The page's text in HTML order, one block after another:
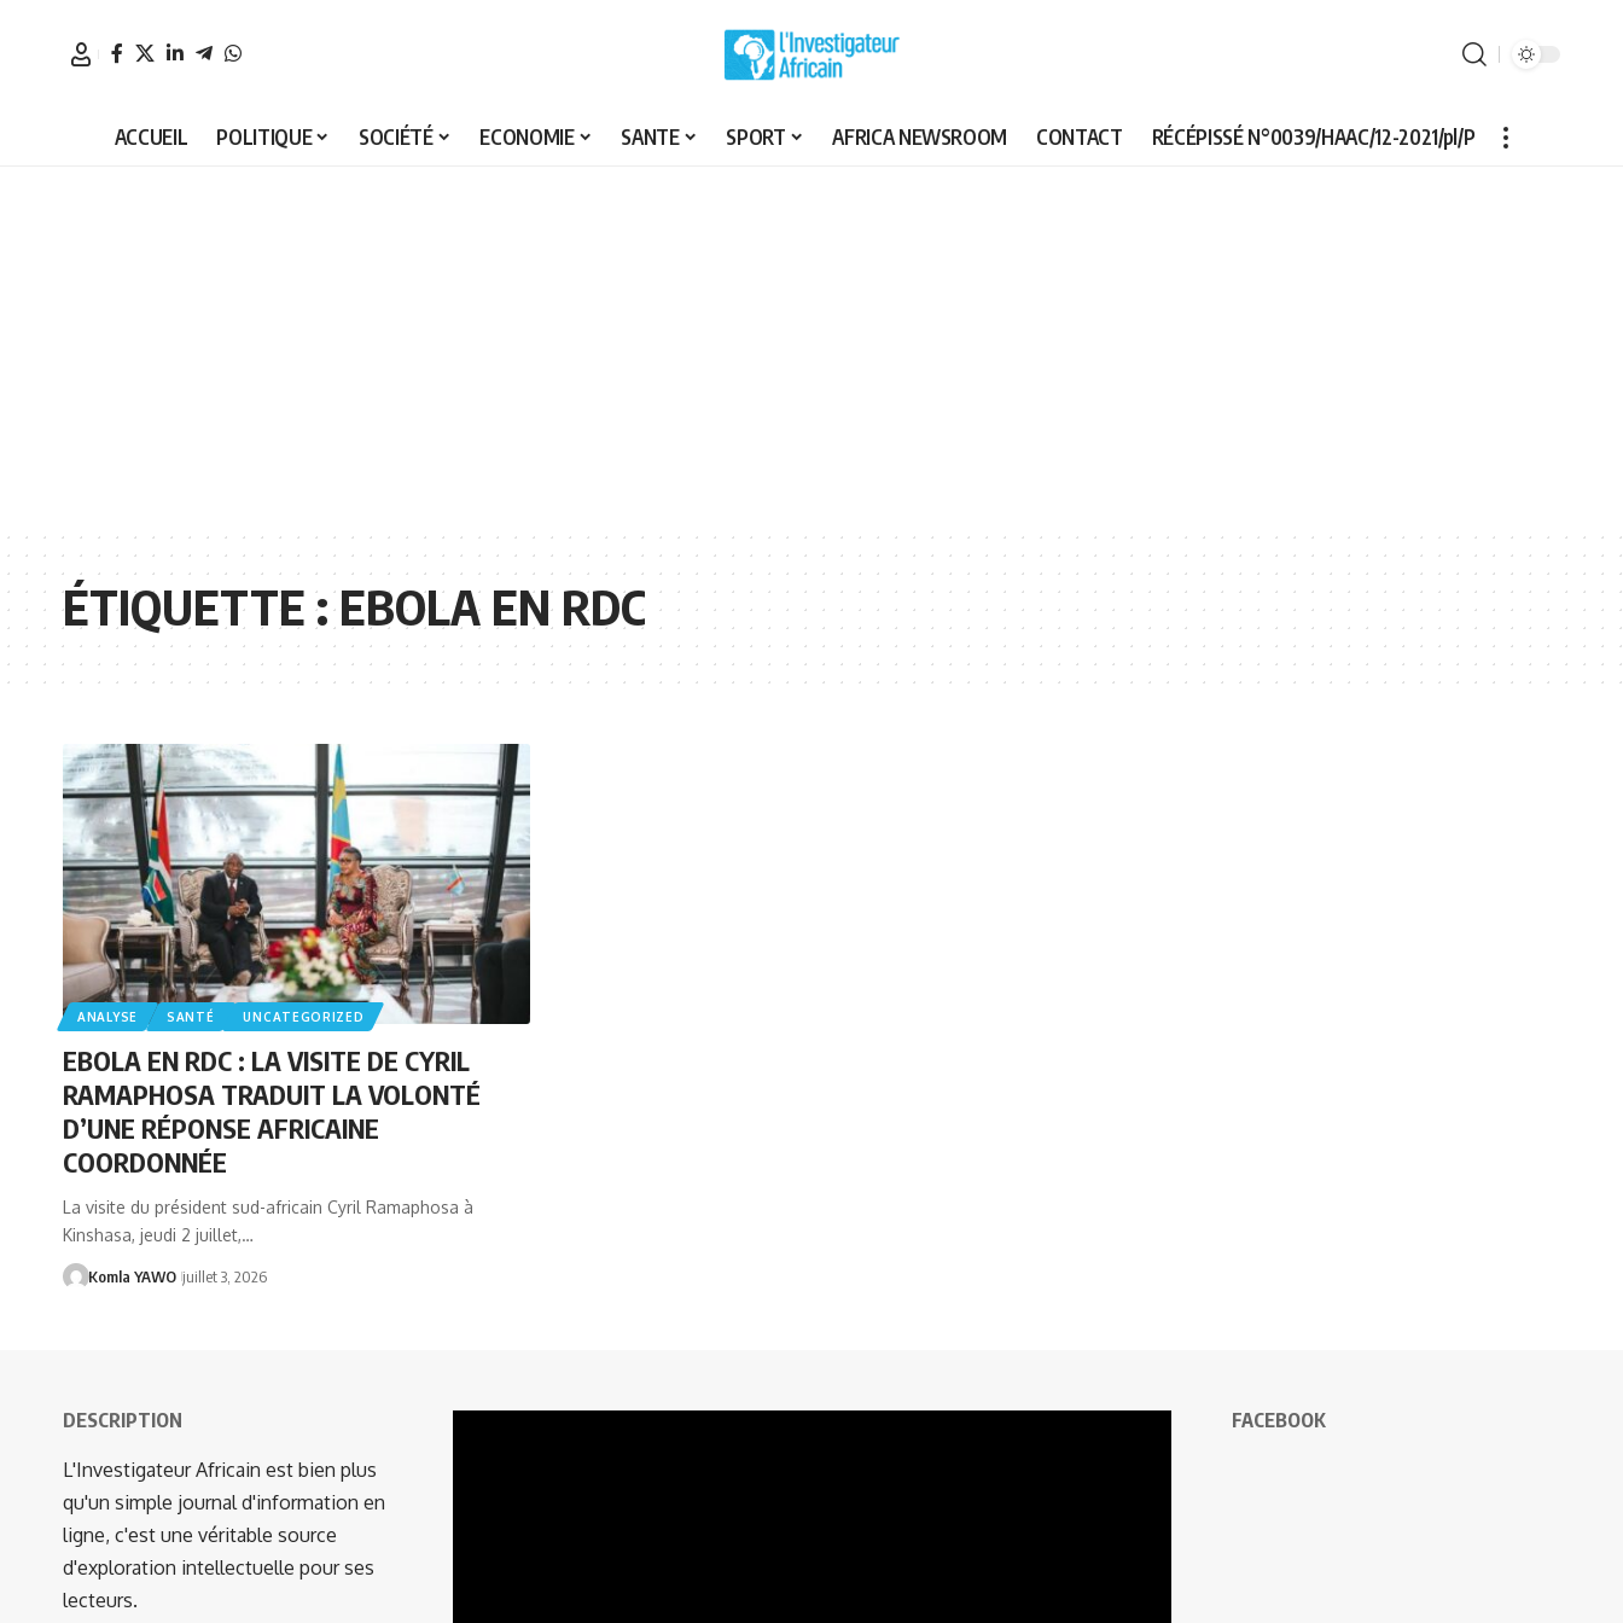
ACCUEIL POLITIQUE SOCIÉTÉ ECONOMIE SANTE SPORT AFRICA NEWSROOM CONTACT RÉCÉPISSÉ N°0039/HAAC/12-2021/pl/P
ÉTIQUETTE :EBOLA EN RDC
ANALYSE SANTÉ UNCATEGORIZED
EBOLA EN RDC : LA VISITE DE CYRIL
RAMAPHOSA TRADUIT LA VOLONTÉ
D’UNE RÉPONSE AFRICAINE
COORDONNÉE
La visite du président sud-africain Cyril Ramaphosa à
Kinshasa, jeudi 2 juillet,…
Komla YAWO juillet 3, 2026
DESCRIPTION
L'Investigateur Africain est bien plus
qu'un simple journal d'information en
ligne, c'est une véritable source
d'exploration intellectuelle pour ses
lecteurs.
FACEBOOK